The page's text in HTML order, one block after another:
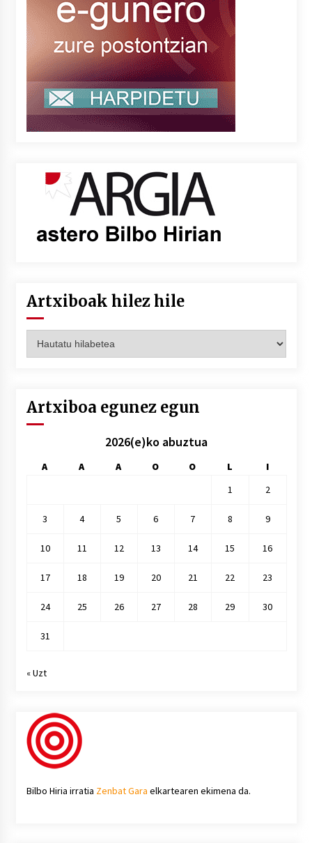
Artxiboak hilez hile
hilez
Artxiboa egunez egun
2026(e)ko abuztua
A A A O O L
I
1
2
3 4 5 6 7 8 9
10 11 12 13 14 15 16
17 18 19 20 21 22 23
24 25 26 27 28 29 30
31
« Uzt
Bilbo Hiria irratia Zenbat Gara elkartearen ekimena da.